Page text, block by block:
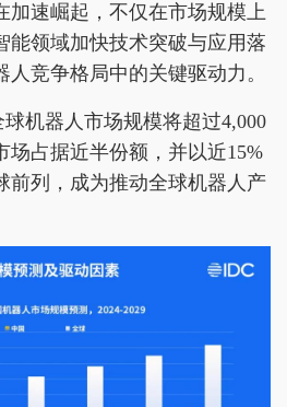
加速崛起，不仅在市场规模上
能领域加快技术突破与应用落
竞争格局中的关键驱动力。
机器人市场规模将超过4,000
场占据近半份额，并以近15%
前列，成为推动全球机器人产